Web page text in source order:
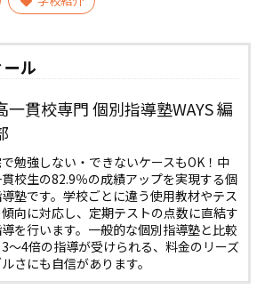
ル
一貫校専門 個別指導塾WAYS 編
勉強しない・できないケースもOK！中
校生の82.9％の成績アップを実現する個
塾です。学校ごとに違う使用教材やテス
傾向に対応し、定期テストの点数に直結す
を行います。一般的な個別指導塾と比較
3〜4倍の指導が受けられる、料金のリーズ
さにも自信があります。